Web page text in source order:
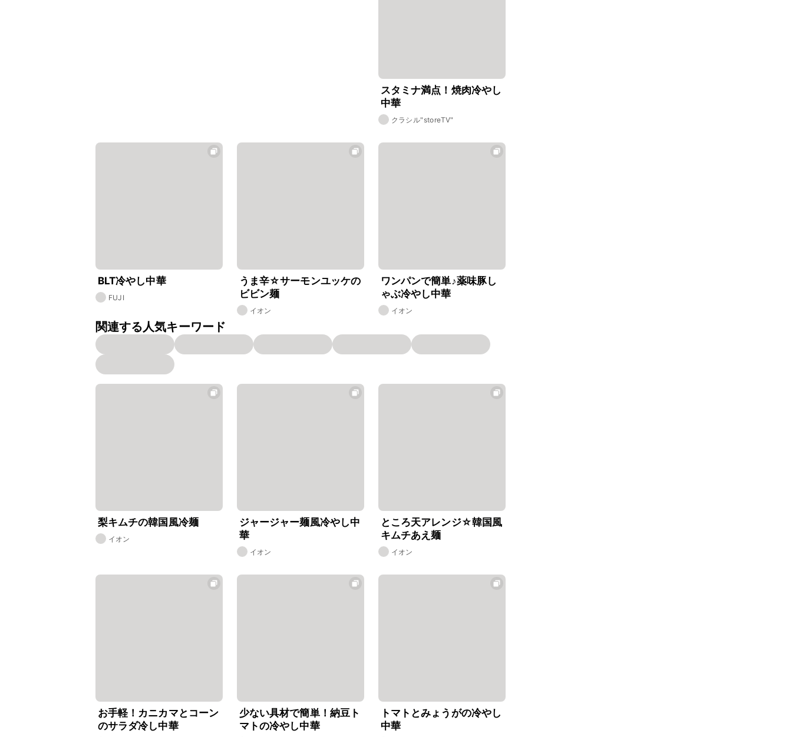
スタミナ満点！焼肉冷やし
中華
クラシル"storeTV"
BLT冷やし中華
FUJI
うま辛☆サーモンユッケの
ビビン麺
イオン
ワンパンで簡単♪薬味豚し
ゃぶ冷やし中華
イオン
関連する人気キーワード
梨キムチの韓国風冷麺
イオン
ジャージャー麺風冷やし中
華
イオン
ところ天アレンジ☆韓国風
キムチあえ麺
イオン
お手軽！カニカマとコーン
のサラダ冷し中華
少ない具材で簡単！納豆ト
マトの冷やし中華
トマトとみょうがの冷やし
中華